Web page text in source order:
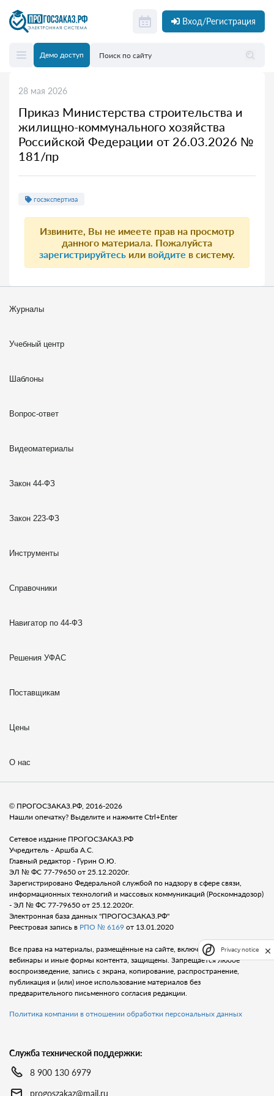
Вход/Регистрация
Демо доступ
28 мая 2026
Приказ Министерства строительства и
жилищно-коммунального хозяйства
Российской Федерации от 26.03.2026 №
181/пр
госэкспертиза
Извините, Вы не имеете прав на просмотр
данного материала. Пожалуйста
зарегистрируйтесь или войдите в систему.
Журналы
Учебный центр
Шаблоны
Вопрос-ответ
Видеоматериалы
Закон 44-ФЗ
Закон 223-ФЗ
Инструменты
Справочники
Навигатор по 44-ФЗ
Решения УФАС
Поставщикам
Цены
О нас
© ПРОГОСЗАКАЗ.РФ, 2016-2026
Нашли опечатку? Выделите и нажмите Ctrl+Enter
Сетевое издание ПРОГОСЗАКАЗ.РФ
Учредитель - Аршба А.С.
Главный редактор - Гурин О.Ю.
ЭЛ № ФС 77-79650 от 25.12.2020г.
Зарегистрировано Федеральной службой по надзору в сфере связи,
информационных технологий и массовых коммуникаций (Роскомнадозор)
- ЭЛ № ФС 77-79650 от 25.12.2020г.
Электронная база данных "ПРОГОСЗАКАЗ.РФ"
Реестровая запись в РПО № 6169 от 13.01.2020
Все права на материалы, размещённые на сайте, включая тексты, видео,
вебинары и иные формы контента, защищены. Запрещается любое
воспроизведение, запись с экрана, копирование, распространение,
публикация и (или) иное использование материалов без
предварительного письменного согласия редакции.
Политика компании в отношении обработки персональных данных
Служба технической поддержки:
8 900 130 6979
progoszakaz@mail.ru
Privacy notice